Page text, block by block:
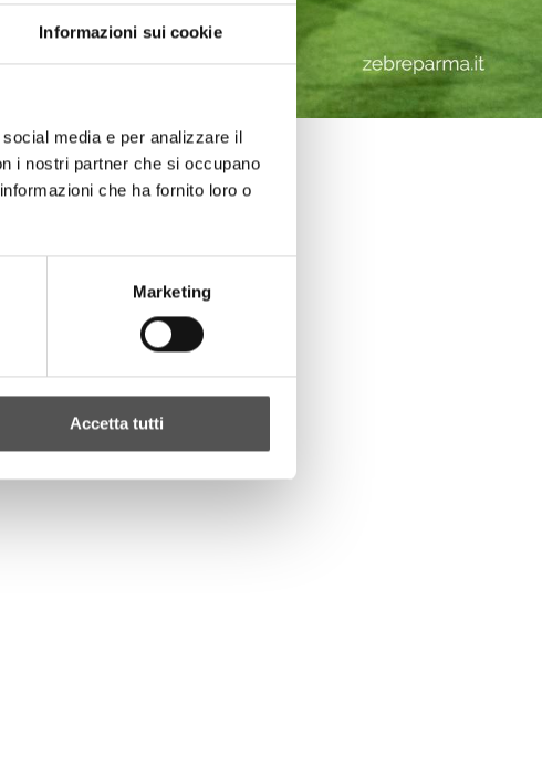
Informazioni sui cookie
media e per analizzare il
i nostri partner che si occupano
che ha fornito loro o
Marketing
Accetta tutti